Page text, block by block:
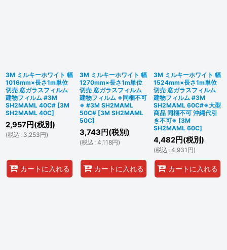
3M ミルキーホワイト 幅
1016mm×長さ1m単位
切売 窓ガラスフィルム
建物フィルム #3M
SH2MAML 40C# [3M
SH2MAML 40C]
2,957 円(税別)
(税込 : 3,253円)
カートに入れる
3M ミルキーホワイト 幅
1270mm×長さ1m単位
切売 窓ガラスフィルム
建物フィルム ※同梱不可
※ #3M SH2MAML
50C# [3M SH2MAML
50C]
3,743 円(税別)
(税込 : 4,118円)
カートに入れる
3M ミルキーホワイト 幅
1524mm×長さ1m単位
切売 窓ガラスフィルム
建物フィルム #3M
SH2MAML 60C#※大型
商品 同梱不可 沖縄代引
き不可※ [3M
SH2MAML 60C]
4,482円(税別)
(税込 : 4,931 円)
カートに入れる